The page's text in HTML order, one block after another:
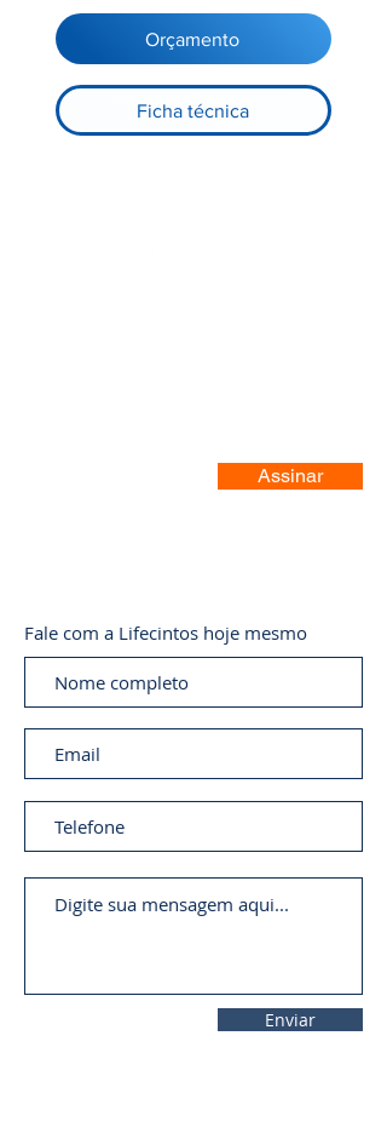
Orçamento
Ficha técnica
Assinar
Fale com a Lifecintos hoje mesmo
Enviar